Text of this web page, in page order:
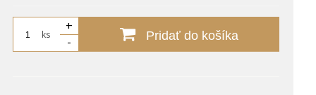
ks
+
-
Pridať do košíka